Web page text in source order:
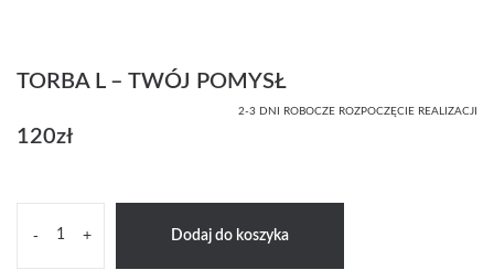
TORBA L – TWÓJ POMYSŁ
2-3 DNI ROBOCZE ROZPOCZĘCIE REALIZACJI
120zł
-
Torba
+ Dodaj do koszyka